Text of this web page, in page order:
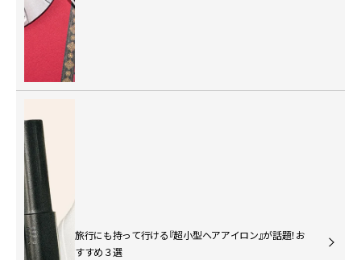
旅行にも持って行ける『超小型ヘアアイロン』が話題！お
すすめ３選